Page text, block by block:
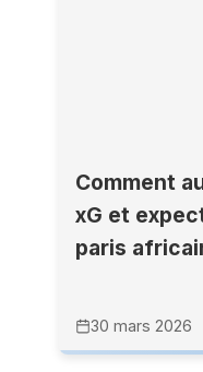
Comment
xG et
paris
30 mars 2026